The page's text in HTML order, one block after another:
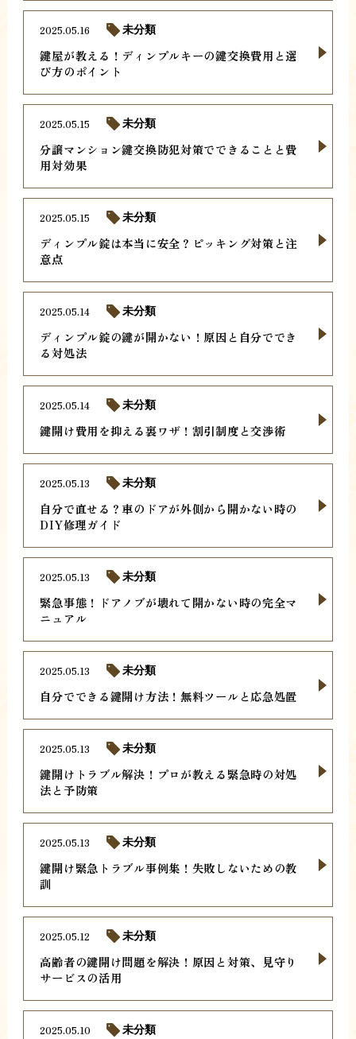
鍵屋が教える！ディンプルキーの鍵交換費用と選
び方のポイント
2025.05.16 未分類
分譲マンション鍵交換防犯対策でできることと費
用対効果
2025.05.15 未分類
ディンプル錠は本当に安全？ピッキング対策と注
意点
2025.05.15 未分類
ディンプル錠の鍵が開かない！原因と自分ででき
る対処法
2025.05.14 未分類
鍵開け費用を抑える裏ワザ！割引制度と交渉術
2025.05.14 未分類
自分で直せる？車のドアが外側から開かない時の
DIY修理ガイド
2025.05.13 未分類
緊急事態！ドアノブが壊れて開かない時の完全マ
ニュアル
2025.05.13 未分類
自分でできる鍵開け方法！無料ツールと応急処置
2025.05.13 未分類
鍵開けトラブル解決！プロが教える緊急時の対処
法と予防策
2025.05.13 未分類
鍵開け緊急トラブル事例集！失敗しないための教
訓
2025.05.13 未分類
高齢者の鍵開け問題を解決！原因と対策、見守り
サービスの活用
2025.05.12 未分類
2025.05.10 未分類